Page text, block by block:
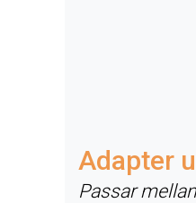
Adapter
Passar